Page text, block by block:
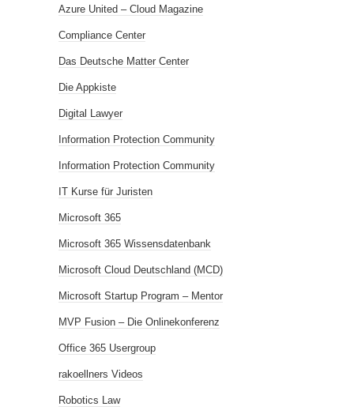
Azure United – Cloud Magazine
Compliance Center
Das Deutsche Matter Center
Die Appkiste
Digital Lawyer
Information Protection Community
Information Protection Community
IT Kurse für Juristen
Microsoft 365
Microsoft 365 Wissensdatenbank
Microsoft Cloud Deutschland (MCD)
Microsoft Startup Program – Mentor
MVP Fusion – Die Onlinekonferenz
Office 365 Usergroup
rakoellners Videos
Robotics Law